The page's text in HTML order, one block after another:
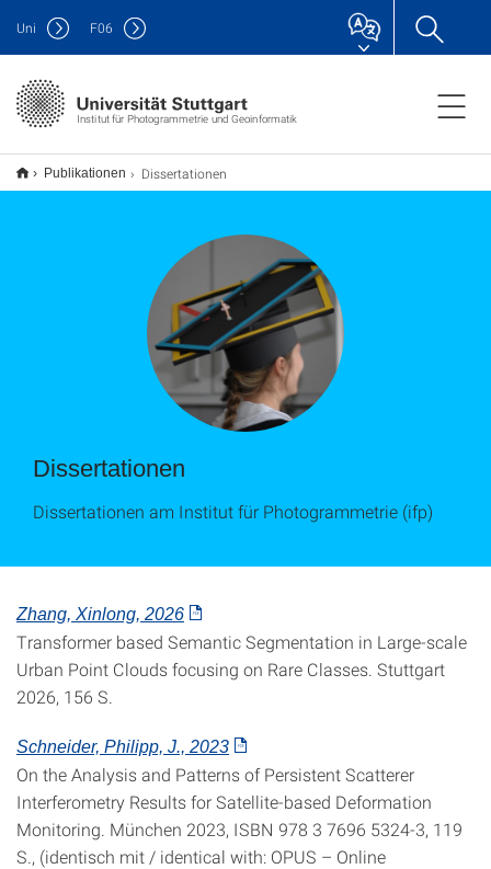
Institut für Photogrammetrie und Geoinformatik
Uni F06
Publikationen Dissertationen
Dissertationen
Dissertationen am Institut für Photogrammetrie (ifp)
Zhang, Xinlong, 2026
Transformer based Semantic Segmentation in Large-scale
Urban Point Clouds focusing on Rare Classes. Stuttgart
2026, 156 S.
Schneider, Philipp, J., 2023
On the Analysis and Patterns of Persistent Scatterer
Interferometry Results for Satellite-based Deformation
Monitoring. München 2023, ISBN 978 3 7696 5324-3, 119
S., (identisch mit / identical with: OPUS – Online